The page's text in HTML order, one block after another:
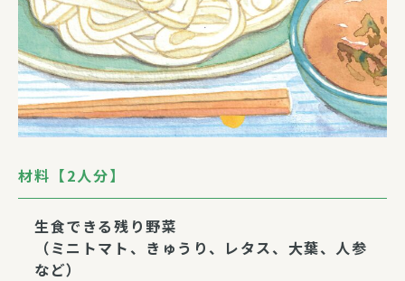
材料【2人分】
生食できる残り野菜
（ミニトマト、きゅうり、レタス、大葉、人参
など）